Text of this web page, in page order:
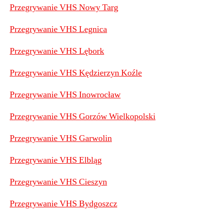
Przegrywanie VHS Nowy Targ
Przegrywanie VHS Legnica
Przegrywanie VHS Lębork
Przegrywanie VHS Kędzierzyn Koźle
Przegrywanie VHS Inowrocław
Przegrywanie VHS Gorzów Wielkopolski
Przegrywanie VHS Garwolin
Przegrywanie VHS Elbląg
Przegrywanie VHS Cieszyn
Przegrywanie VHS Bydgoszcz